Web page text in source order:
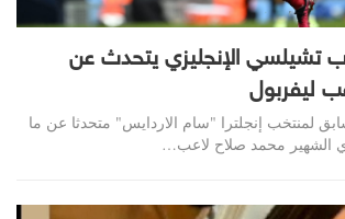
تشيلسي الإنجليزي يتحدث عن
ليفربول
لمنتخب إنجلترا "سام الاردايس" متحدثا عن ما
الشهير محمد صلاح لاعب…